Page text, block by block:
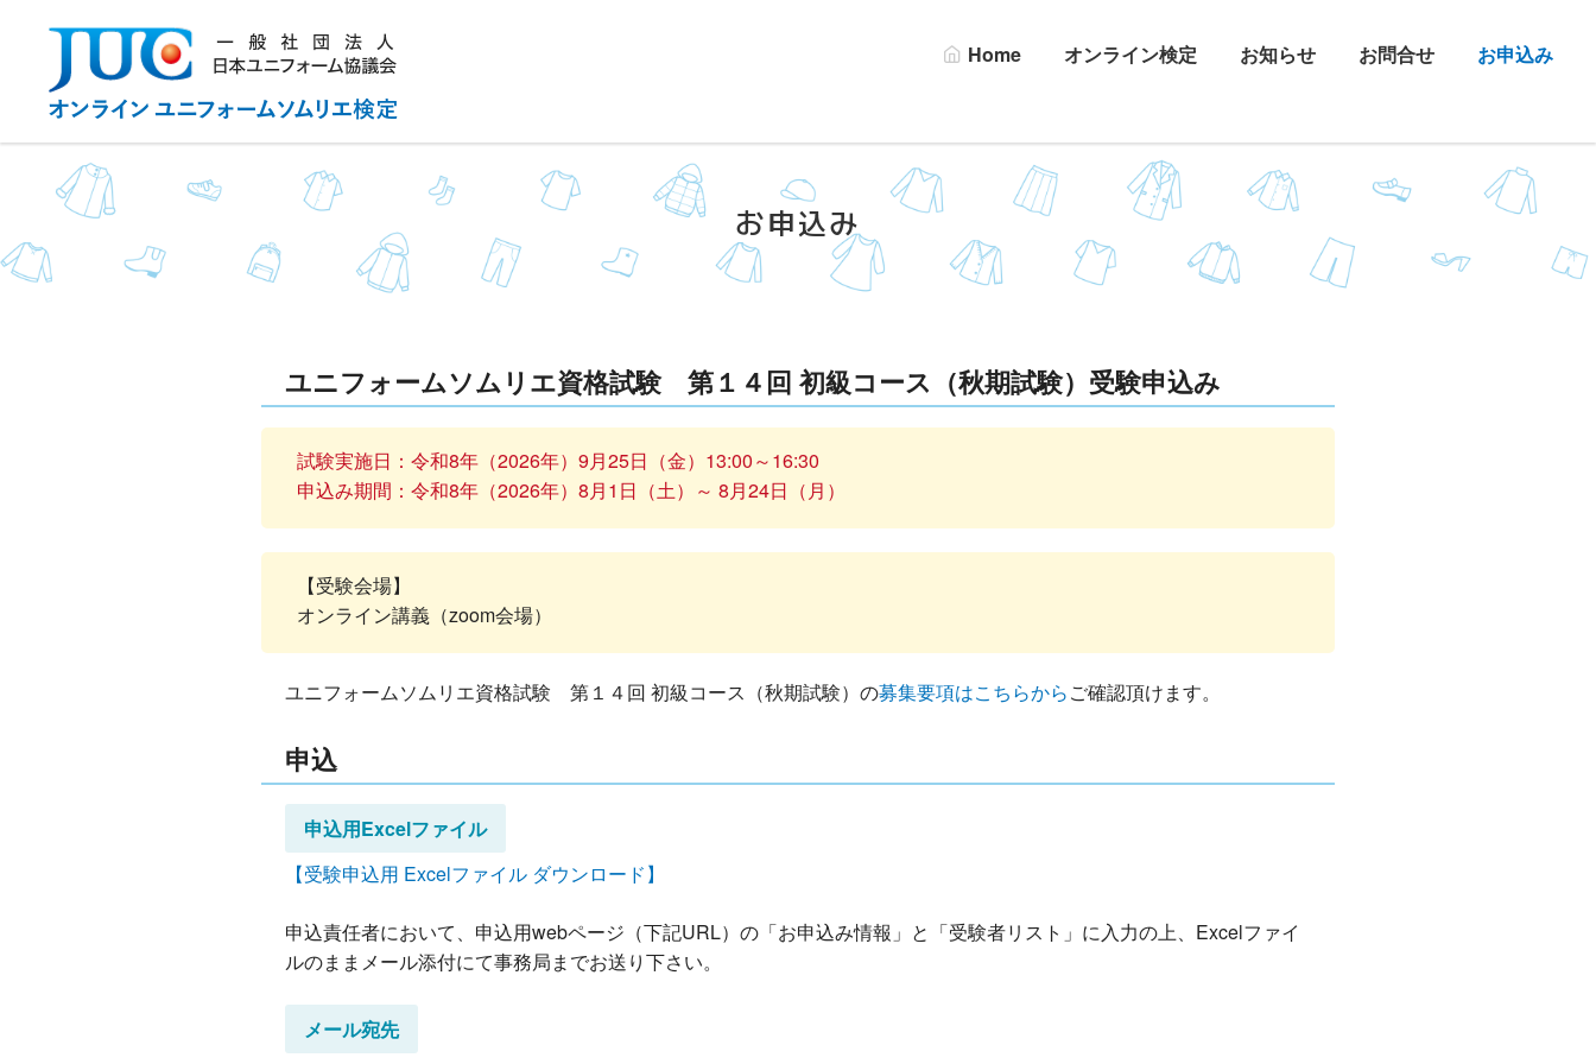
ッ
プ
Home オンライン検定 お知らせ お問合せ お申込み
お申込み
ユニフォームソムリエ資格試験 第１４回 初級コース（秋期試験）受験申込み
試験実施日：令和8年（2026年）9月25日（金）13:00～16:30
申込み期間：令和8年（2026年）8月1日（土）～ 8月24日（月）
【受験会場】
オンライン講義（zoom会場）
ユニフォームソムリエ資格試験 第１４回 初級コース（秋期試験）の募集要項はこちらからご確認頂けます。
申込
申込用Excelファイル
【受験申込用 Excelファイル ダウンロード】
申込責任者において、申込用webページ（下記URL）の「お申込み情報」と「受験者リスト」に入力の上、Excelファイ
ルのままメール添付にて事務局までお送り下さい。
メール宛先